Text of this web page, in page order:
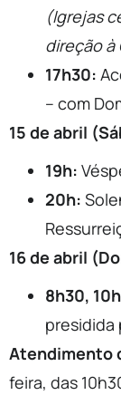
(Igrejas
direção à
17h30:
– com
15 de abril
19h:
20h:
16 de abril
8h30,
presidida
Atendimento
feira, das